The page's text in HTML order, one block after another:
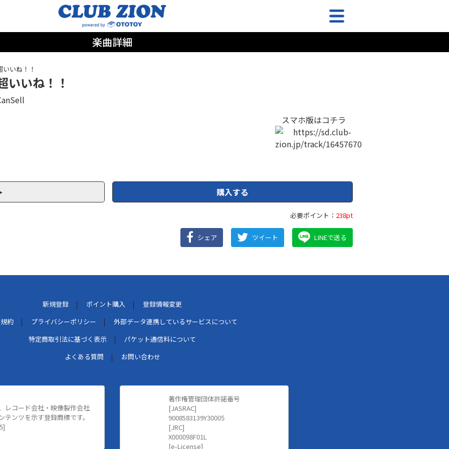
楽曲詳細
いいね！！
いいね！！
スマホ版はコチラ
購入する
必要ポイント： 238pt
シェア ツイート LINEで送る
新規登録 ポイント購入
登録情報変更
約
プライバシーポリシー
外部データ連携しているサービスについて
特定商取引法に基づく表示
パケット通信料について
よくある質問
お問い合わせ
レコード会社・映像製作会社
テンツを示す登録商標です。
著作権管理団体許諾番号
[JASRAC]
9008583139Y30005
[JRC]
X000098F01L
[e-License]